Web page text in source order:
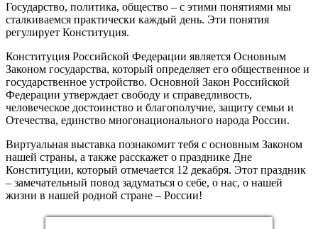
Государство, политика, общество – с этими понятиями мы
сталкиваемся практически каждый день. Эти понятия
регулирует Конституция.
Конституция Российской Федерации является Основным
Законом государства, который определяет его общественное и
государственное устройство. Основной Закон Российской
Федерации утверждает свободу и справедливость,
человеческое достоинство и благополучие, защиту семьи и
Отечества, единство многонационального народа России.
Виртуальная выставка познакомит тебя с основным Законом
нашей страны, а также расскажет о празднике Дне
Конституции, который отмечается 12 декабря. Этот праздник
– замечательный повод задуматься о себе, о нас, о нашей
жизни в нашей родной стране – России!